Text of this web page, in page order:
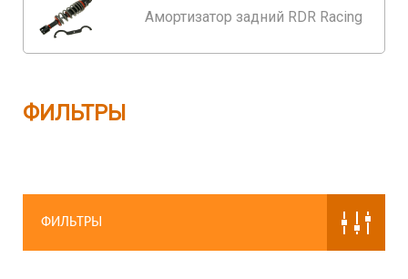
Амортизатор задний RDR Racing
ФИЛЬТРЫ
ФИЛЬТРЫ